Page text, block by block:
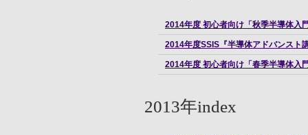
2014年度 初心者向け「秋季半導体入
2014年度SSIS『半導体アドバンスト
2014年度 初心者向け「春季半導体入
2013年index